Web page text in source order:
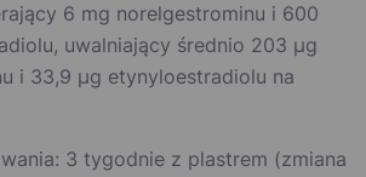
6 mg norelgestrominu i 600
uwalniający średnio 203 µg
i 33,9 µg etynyloestradiolu na
3 tygodnie z plastrem (zmiana